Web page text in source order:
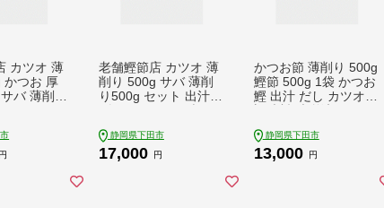
カツオ 薄
かつお 厚
バ 薄削り
汁 ダシ 鰹
下田 伊
円
老舗鰹節店 カツオ 薄
削り 500g サバ 薄削
り500g セット 出汁
味噌汁 ご飯 職人 老舗
下田 伊豆 静岡 山田鰹
静岡県下田市
17,000 円
かつお節 薄削り 500g
鰹節 500g 1袋 かつお
鰹 出汁 だし カツオ
家庭用 職人 老舗 下田
伊豆 静岡 山田鰹節店
静岡県下田市
13,000 円